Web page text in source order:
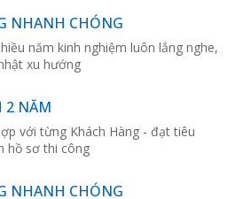
NHANH CHÓNG
năm kinh nghiệm luôn lắng nghe,
xu hướng
2 NĂM
với từng Khách Hàng - đạt tiêu
hồ sơ thi công
NHANH CHÓNG